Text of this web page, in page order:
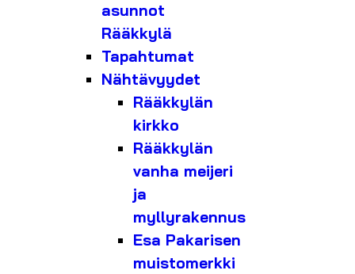
asunnot
Rääkkylä
Tapahtumat
Nähtävyydet
Rääkkylän
kirkko
Rääkkylän
vanha meijeri
ja
myllyrakennus
Esa Pakarisen
muistomerkki